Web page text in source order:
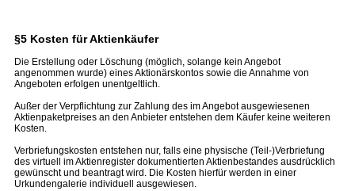
§5 Kosten für Aktienkäufer
Die Erstellung oder Löschung (möglich, solange kein Angebot
angenommen wurde) eines Aktionärskontos sowie die Annahme von
Angeboten erfolgen unentgeltlich.
Außer der Verpflichtung zur Zahlung des im Angebot ausgewiesenen
Aktienpaketpreises an den Anbieter entstehen dem Käufer keine weiteren
Kosten.
Verbriefungskosten entstehen nur, falls eine physische (Teil-)Verbriefung
des virtuell im Aktienregister dokumentierten Aktienbestandes ausdrücklich
gewünscht und beantragt wird. Die Kosten hierfür werden in einer
Urkundengalerie individuell ausgewiesen.